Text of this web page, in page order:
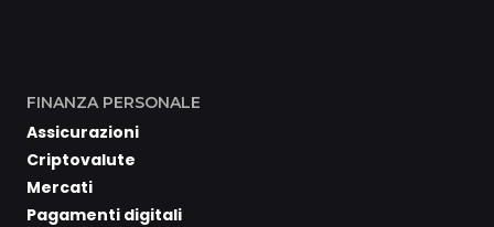
FINANZA PERSONALE
Assicurazioni
Criptovalute
Mercati
Pagamenti digitali